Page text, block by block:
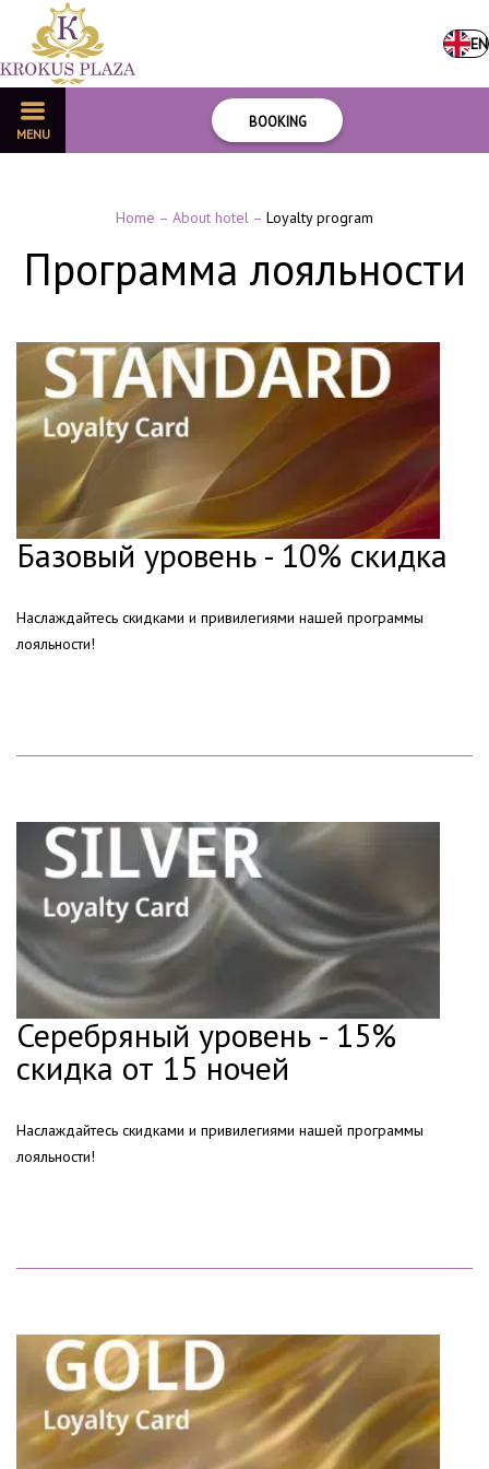
EN
MENU
BOOKING
Home – About hotel – Loyalty program
Программа лояльности
Базовый уровень - 10% скидка
Наслаждайтесь скидками и привилегиями нашей программы
лояльности!
Серебряный уровень - 15%
скидка от 15 ночей
Наслаждайтесь скидками и привилегиями нашей программы
лояльности!